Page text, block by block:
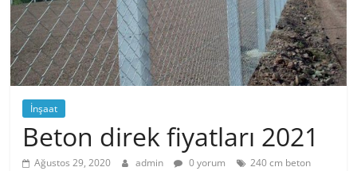
İnşaat
Beton direk fiyatları 2021
Ağustos 29, 2020 admin 0 yorum
240 cm beton